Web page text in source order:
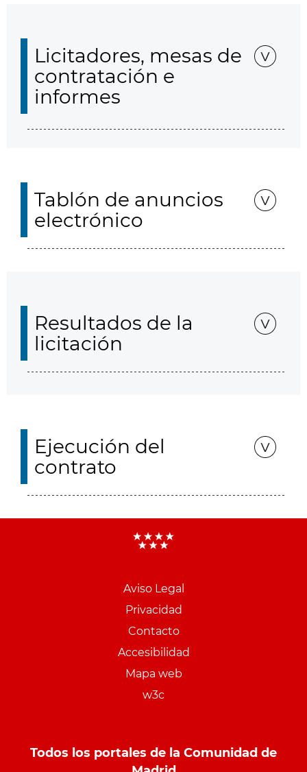
Licitadores, mesas de
contratación e
informes
Tablón de anuncios
electrónico
Resultados de la
licitación
Ejecución del
contrato
Aviso Legal
Privacidad
Contacto
Accesibilidad
Mapa web
w3c
Todos los portales de la Comunidad de